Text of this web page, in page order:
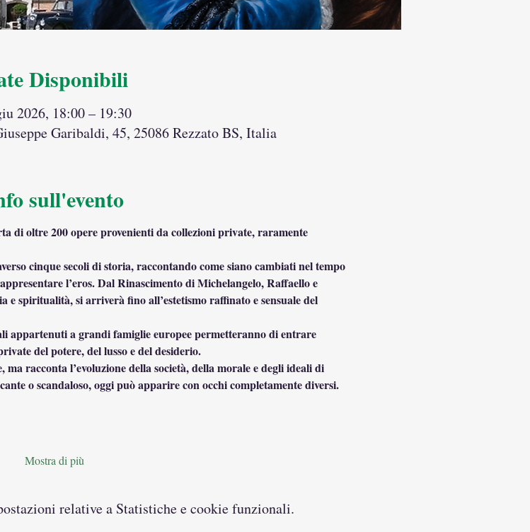
Disponibili
2026, 18:00 – 19:30
Garibaldi, 45, 25086 Rezzato BS, Italia
sull'evento
di oltre 200 opere provenienti da collezioni private, raramente
cinque secoli di storia, raccontando come siano cambiati nel tempo
l’eros. Dal Rinascimento di Michelangelo, Raffaello e
e spiritualità, si arriverà fino all’estetismo raffinato e sensuale del
appartenuti a grandi famiglie europee permetteranno di entrare
del potere, del lusso e del desiderio.
racconta l’evoluzione della società, della morale e degli ideali di
o scandaloso, oggi può apparire con occhi completamente diversi.
Mostra di più
relative a Statistiche e cookie funzionali.